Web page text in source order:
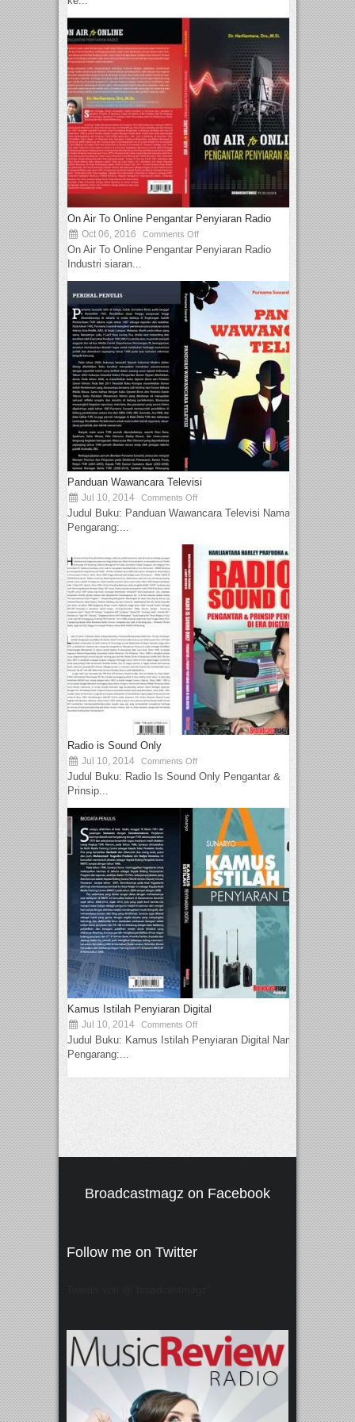
On Air To Online Pengantar Penyiaran Radio
Oct 06, 2016 Comments Off
On Air To Online Pengantar Penyiaran Radio
Industri siaran...
Panduan Wawancara Televisi
Jul 10, 2014 Comments Off
Judul Buku: Panduan Wawancara Televisi Nama
Pengarang:...
Radio is Sound Only
Jul 10, 2014 Comments Off
Judul Buku: Radio Is Sound Only Pengantar &
Prinsip...
Kamus Istilah Penyiaran Digital
Jul 10, 2014 Comments Off
Judul Buku: Kamus Istilah Penyiaran Digital Nama
Pengarang:...
Broadcastmagz on Facebook
Follow me on Twitter